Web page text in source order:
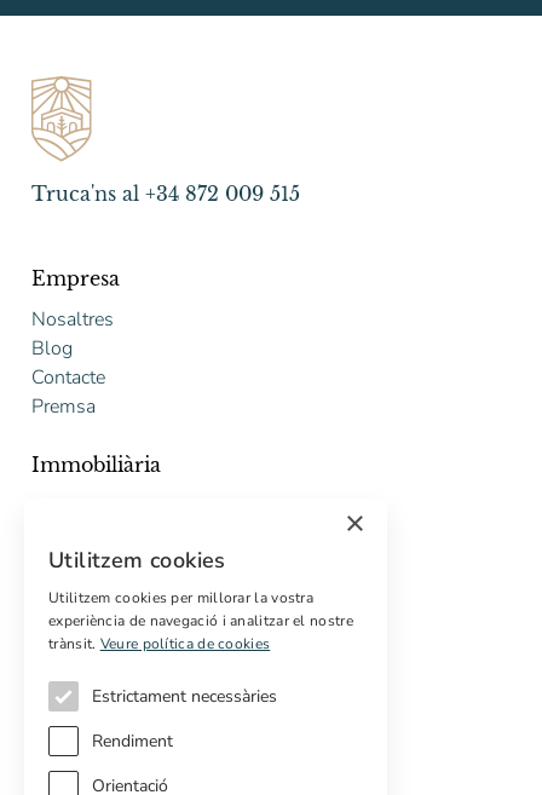
Truca'ns al +34 872 009 515
Empresa
Nosaltres
Blog
Contacte
Premsa
Immobiliària
Pressupost gratuït de rehabilitació
Serveis
Compradors internacionals
Propietats off-market
×
Utilitzem cookies
Utilitzem cookies per millorar la vostra
experiència de navegació i analitzar el nostre
trànsit. Veure política de cookies
Estrictament necessàries
Rendiment
Orientació